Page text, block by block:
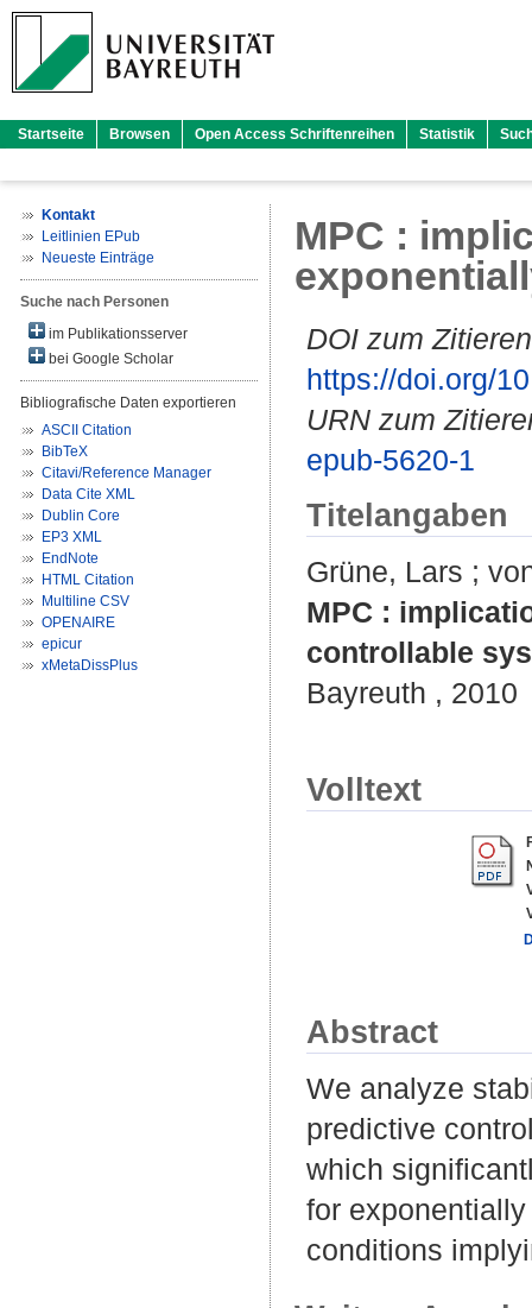
Startseite Browsen Open Access Schriftenreihen Statistik
Kontakt
Leitlinien EPub
Neueste Einträge
Suche nach Personen
im Publikationsserver
bei Google Scholar
Bibliografische Daten exportieren
ASCII Citation
BibTeX
Citavi/Reference Manager
Data Cite XML
Dublin Core
EP3 XML
EndNote
HTML Citation
Multiline CSV
OPENAIRE
epicur
xMetaDissPlus
MPC :
DOI zum
https://doi.org/
URN zum
epub-5620-1
Titelangaben
Grüne, Lars ;
MPC :
controllable
Bayreuth , 2010
Volltext
Abstract
We analyze
predictive
which
for
conditions